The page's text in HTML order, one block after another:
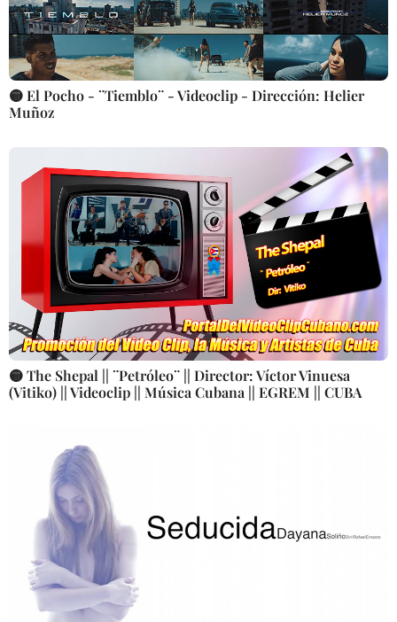
🟡 El Pocho - ¨Tiemblo¨ - Videoclip - Dirección: Helier
Muñoz
🟡 The Shepal || ¨Petróleo¨ || Director: Víctor Vinuesa
(Vitiko) || Videoclip || Música Cubana || EGREM || CUBA